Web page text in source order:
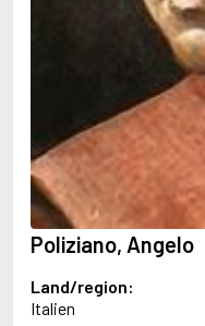
Abu-Jaber, Diana
Abulhawa, Susan
Achmatova, Anna
Aciman, André
Ackebo, Lena
Acker, Kathy
Ackroyd, Peter
Adam de la Halle
Adamov, Arthur
Adams, Douglas
Adams, Jane
Adams, Richard
Poliziano, Angelo
Land/region:
Italien